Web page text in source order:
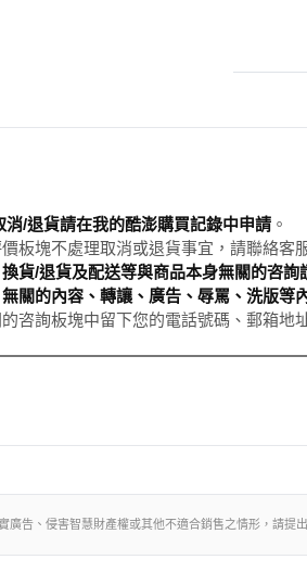
消/退貨請在我的酷澎購買記錄中申請 。
板塊不處理取消或退貨事宜，請聯絡客
貨/退貨及配送等與商品本身無關的咨詢
無關的內容、轉讓、廣告、辱罵、洗版等
咨詢板塊中留下您的電話號碼、郵箱地
廣告、侵害智慧財產權或其他不適合銷售之情形，請提